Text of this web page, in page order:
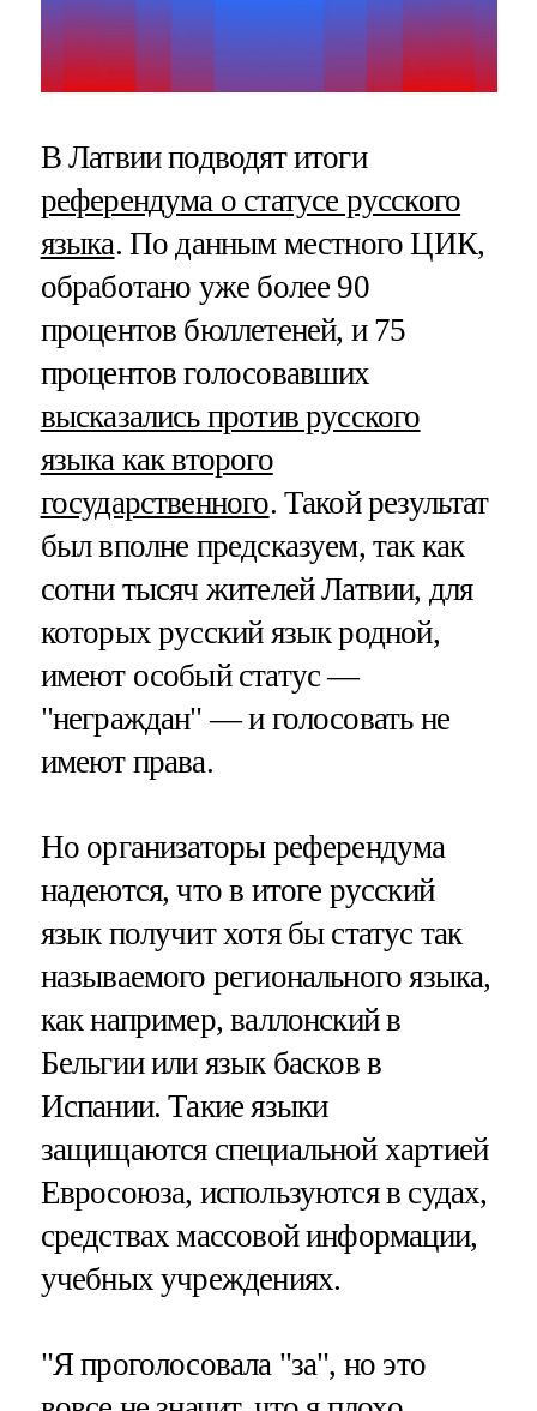
В Латвии подводят итоги
референдума о статусе русского
языка. По данным местного ЦИК,
обработано уже более 90
процентов бюллетеней, и 75
процентов голосовавших
высказались против русского
языка как второго
государственного. Такой результат
был вполне предсказуем, так как
сотни тысяч жителей Латвии, для
которых русский язык родной,
имеют особый статус —
"неграждан" — и голосовать не
имеют права.
Но организаторы референдума
надеются, что в итоге русский
язык получит хотя бы статус так
называемого регионального языка,
как например, валлонский в
Бельгии или язык басков в
Испании. Такие языки
защищаются специальной хартией
Евросоюза, используются в судах,
средствах массовой информации,
учебных учреждениях.
"Я проголосовала "за", но это